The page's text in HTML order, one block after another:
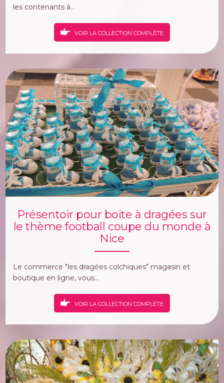
les contenants à...
VOIR LA COLLECTION COMPLÈTE
Présentoir pour boite à dragées sur
le thème football coupe du monde à
Nice
Le commerce "les dragées colchiques" magasin et
boutique en ligne, vous...
VOIR LA COLLECTION COMPLÈTE